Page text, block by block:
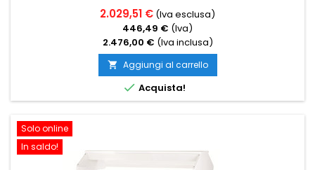
2.029,51 € (Iva esclusa)
446,49 € (Iva)
2.476,00 € (Iva inclusa)
 Aggiungi al carrello
 Acquista!
Solo online
In saldo!